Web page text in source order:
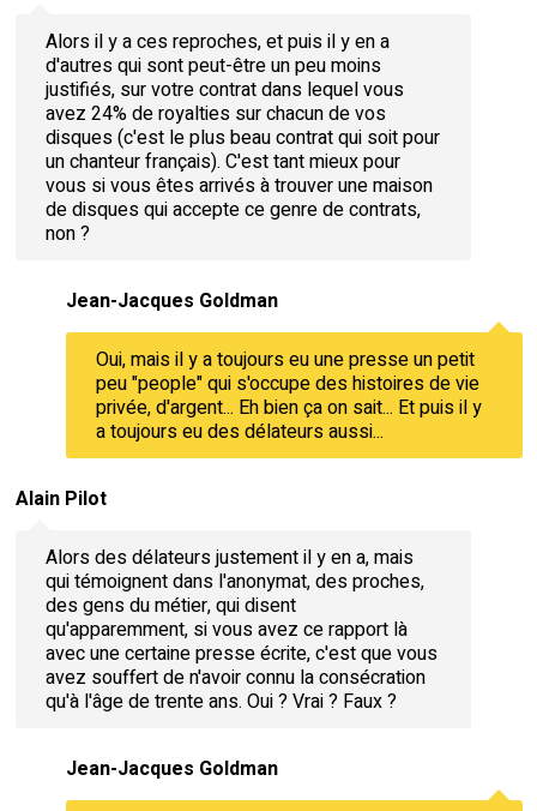
Alors il y a ces reproches, et puis il y en a
d'autres qui sont peut-être un peu moins
justifiés, sur votre contrat dans lequel vous
avez 24% de royalties sur chacun de vos
disques (c'est le plus beau contrat qui soit pour
un chanteur français). C'est tant mieux pour
vous si vous êtes arrivés à trouver une maison
de disques qui accepte ce genre de contrats,
non ?
Jean-Jacques Goldman
Oui, mais il y a toujours eu une presse un petit
peu "people" qui s'occupe des histoires de vie
privée, d'argent... Eh bien ça on sait... Et puis il y
a toujours eu des délateurs aussi...
Alain Pilot
Alors des délateurs justement il y en a, mais
qui témoignent dans l'anonymat, des proches,
des gens du métier, qui disent
qu'apparemment, si vous avez ce rapport là
avec une certaine presse écrite, c'est que vous
avez souffert de n'avoir connu la consécration
qu'à l'âge de trente ans. Oui ? Vrai ? Faux ?
Jean-Jacques Goldman